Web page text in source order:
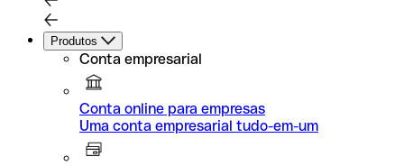
Produtos
Conta empresarial
Conta online para empresas
Uma conta empresarial tudo-em-um